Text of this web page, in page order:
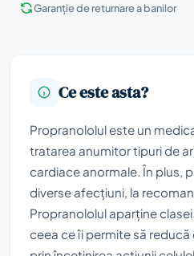
Garanție de returnare a banilor
Ce este asta?
Propranololul este un
tratarea anumitor tipuri de
cardiace anormale. În plus,
diverse afecțiuni, la
Propranololul aparține
ceea ce îi permite să